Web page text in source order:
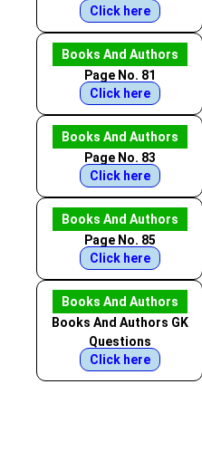
Click here
Books And Authors
Page No. 81
Click here
Books And Authors
Page No. 83
Click here
Books And Authors
Page No. 85
Click here
Books And Authors
Books And Authors GK
Questions
Click here